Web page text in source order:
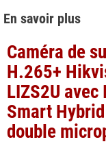
En savoir plus
Caméra de
H.265+
LIZS2U
Smart
double